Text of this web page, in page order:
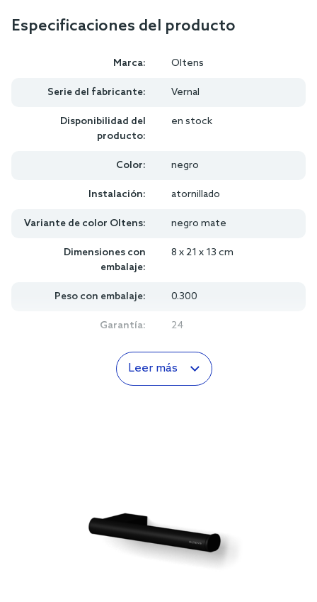
Especificaciones del producto
Marca: Oltens
Serie del fabricante: Vernal
Disponibilidad del
producto:
en stock
Color: negro
Instalación: atornillado
Variante de color Oltens: negro mate
Dimensiones con
embalaje:
8 x 21 x 13 cm
Peso con embalaje: 0.300
Garantía: 24
Leer más